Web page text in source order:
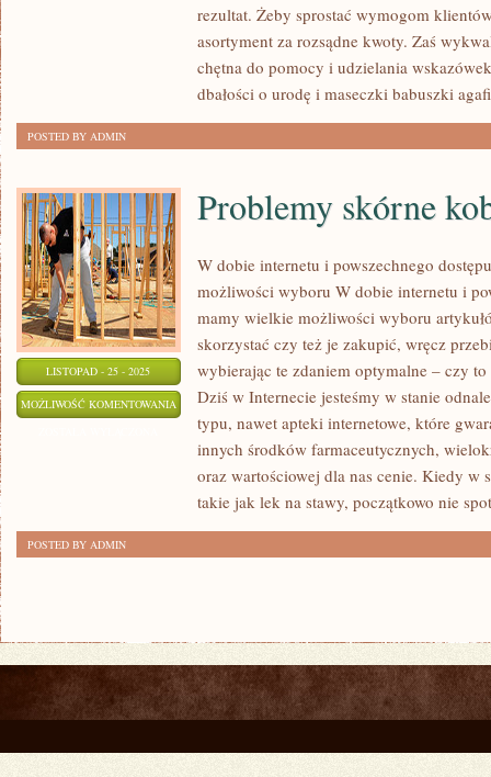
DOSTARCZAMY
NASZEMU
ORGANIZMOWI,
rezultat. Żeby sprostać wymogom
asortyment za rozsądne kwoty. Zaś
chętna do pomocy i udzielania
dbałości o urodę i maseczki babuszki
POSTED BY ADMIN
LISTOPAD - 25 - 2025
MOŻLIWOŚĆ KOMENTOWANIA PROBLEMY
SKÓRNE
KOBIET
Problemy skórne
W dobie internetu i powszechnego
możliwości wyboru W dobie internetu i
mamy wielkie możliwości wyboru
skorzystać czy też je zakupić, wręcz
wybierając te zdaniem optymalne – czy
Dziś w Internecie jesteśmy w stanie
typu, nawet apteki internetowe, które
innych środków farmaceutycznych,
oraz wartościowej dla nas cenie. Kiedy w
takie jak lek na stawy, początkowo nie
POSTED BY ADMIN